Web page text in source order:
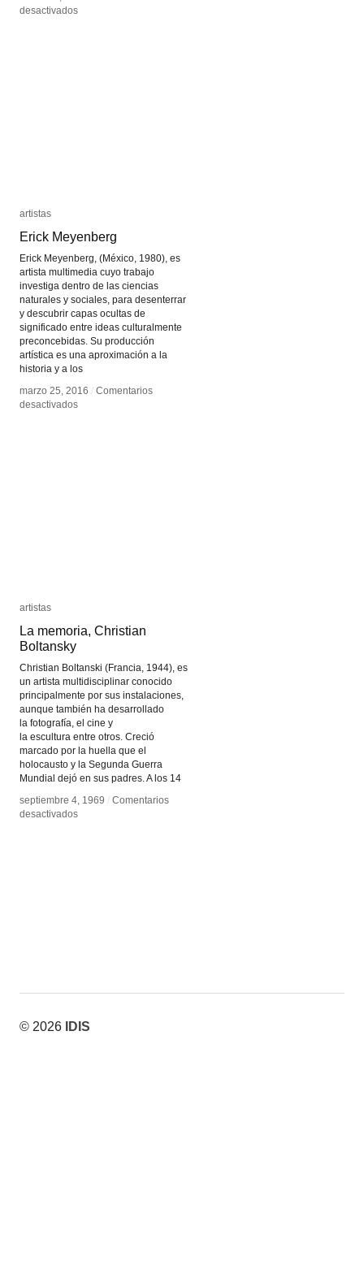
desactivadosen
desactivadosen
artistas
Erick Meyenberg
Erick Meyenberg, (México, 1980), es
artista multimedia cuyo trabajo
investiga dentro de las ciencias
naturales y sociales, para desenterrar
y descubrir capas ocultas de
significado entre ideas culturalmente
preconcebidas. Su producción
artística es una aproximación a la
historia y a los
marzo 25, 2016 / Comentarios
desactivadosen
artistas
Erick Meyenberg
marzo 25, 2016 / Comentarios
desactivadosen
artistas
La memoria, Christian
Boltansky
Christian Boltanski (Francia, 1944), es
un artista multidisciplinar conocido
principalmente por sus instalaciones,
aunque también ha desarrollado
la fotografía, el cine y
la escultura entre otros. Creció
marcado por la huella que el
holocausto y la Segunda Guerra
Mundial dejó en sus padres. A los 14
septiembre 4, 1969 / Comentarios
desactivadosen
artistas
La memoria, Christian
Boltansky
septiembre 4, 1969 / Comentarios
desactivadosen
© 2026 IDIS